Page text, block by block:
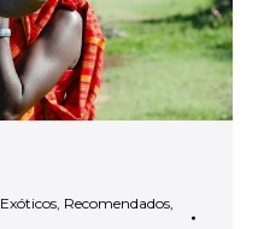
Exóticos Recomendados